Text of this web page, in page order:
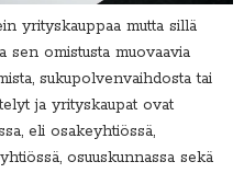
yrityskauppaa mutta sillä
sen omistusta muovaavia
sukupolvenvaihdosta tai
ja yrityskaupat ovat
eli osakeyhtiössä,
osuuskunnassa sekä